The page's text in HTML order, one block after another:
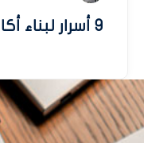
9 أسرار لبناء أكاديميتك الافتراضية (دليل